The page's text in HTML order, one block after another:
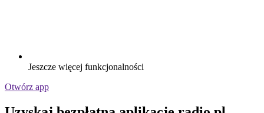
Jeszcze więcej funkcjonalności
Otwórz app